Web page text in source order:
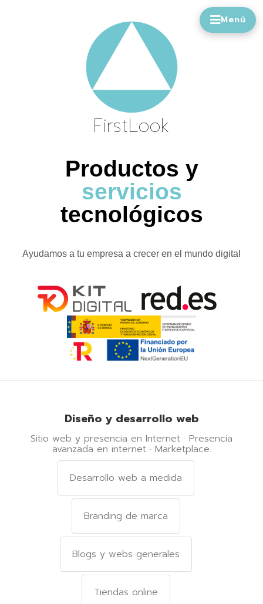
FirstLook
Productos y
servicios
tecnológicos
Ayudamos a tu empresa a crecer en el mundo digital
Diseño y desarrollo web
Sitio web y presencia en Internet · Presencia
avanzada en internet · Marketplace.
Desarrollo web a medida
Branding de marca
Blogs y webs generales
Tiendas online